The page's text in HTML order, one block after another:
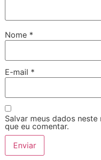
Nome *
E-mail *
Salvar meus dados
que eu comentar.